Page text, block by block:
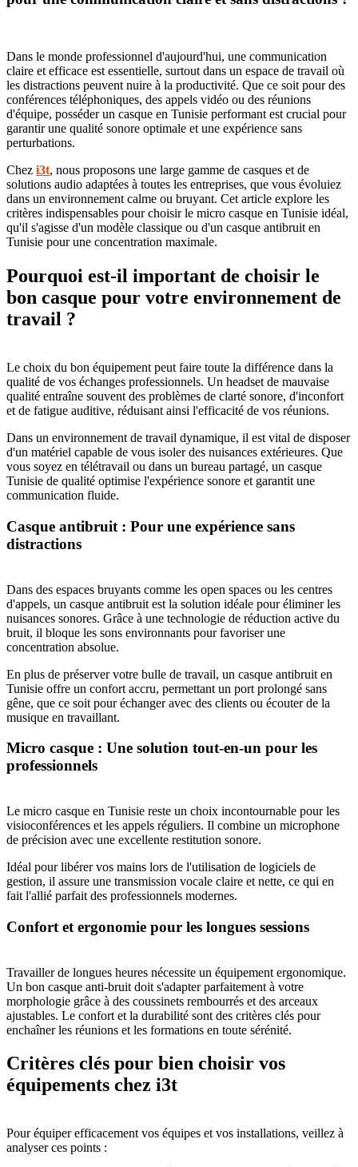
Dans le monde professionnel d'aujourd'hui, une communication
claire et efficace est essentielle, surtout dans un espace de travail où
les distractions peuvent nuire à la productivité. Que ce soit pour des
conférences téléphoniques, des appels vidéo ou des réunions
d'équipe, posséder un casque en Tunisie performant est crucial pour
garantir une qualité sonore optimale et une expérience sans
perturbations.
Chez i3t, nous proposons une large gamme de casques et de
solutions audio adaptées à toutes les entreprises, que vous évoluiez
dans un environnement calme ou bruyant. Cet article explore les
critères indispensables pour choisir le micro casque en Tunisie idéal,
qu'il s'agisse d'un modèle classique ou d'un casque antibruit en
Tunisie pour une concentration maximale.
Pourquoi est-il important de choisir le
bon casque pour votre environnement de
travail ?
Le choix du bon équipement peut faire toute la différence dans la
qualité de vos échanges professionnels. Un headset de mauvaise
qualité entraîne souvent des problèmes de clarté sonore, d'inconfort
et de fatigue auditive, réduisant ainsi l'efficacité de vos réunions.
Dans un environnement de travail dynamique, il est vital de disposer
d'un matériel capable de vous isoler des nuisances extérieures. Que
vous soyez en télétravail ou dans un bureau partagé, un casque
Tunisie de qualité optimise l'expérience sonore et garantit une
communication fluide.
Casque antibruit : Pour une expérience sans
distractions
Dans des espaces bruyants comme les open spaces ou les centres
d'appels, un casque antibruit est la solution idéale pour éliminer les
nuisances sonores. Grâce à une technologie de réduction active du
bruit, il bloque les sons environnants pour favoriser une
concentration absolue.
En plus de préserver votre bulle de travail, un casque antibruit en
Tunisie offre un confort accru, permettant un port prolongé sans
gêne, que ce soit pour échanger avec des clients ou écouter de la
musique en travaillant.
Micro casque : Une solution tout-en-un pour les
professionnels
Le micro casque en Tunisie reste un choix incontournable pour les
visioconférences et les appels réguliers. Il combine un microphone
de précision avec une excellente restitution sonore.
Idéal pour libérer vos mains lors de l'utilisation de logiciels de
gestion, il assure une transmission vocale claire et nette, ce qui en
fait l'allié parfait des professionnels modernes.
Confort et ergonomie pour les longues sessions
Travailler de longues heures nécessite un équipement ergonomique.
Un bon casque anti-bruit doit s'adapter parfaitement à votre
morphologie grâce à des coussinets rembourrés et des arceaux
ajustables. Le confort et la durabilité sont des critères clés pour
enchaîner les réunions et les formations en toute sérénité.
Critères clés pour bien choisir vos
équipements chez i3t
Pour équiper efficacement vos équipes et vos installations, veillez à
analyser ces points :